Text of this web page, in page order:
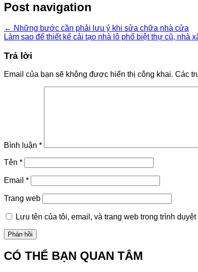
Post navigation
← Những bước cần phải lưu ý khi sửa chữa nhà cửa
Làm sao để thiết kế cải tạo nhà lô phố biệt thự cũ, nhà
Trả lời
Email của bạn sẽ không được hiển thị công khai. Các
Bình luận *
Tên *
Email *
Trang web
Lưu tên của tôi, email, và trang web trong trình
CÓ THỂ BẠN QUAN TÂM